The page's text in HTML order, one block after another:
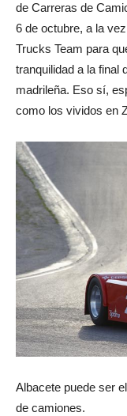
de Carreras de
6 de octubre, a la
Trucks Team para
tranquilidad a la final
madrileña. Eso sí,
como los vividos en
Albacete puede ser
de camiones.